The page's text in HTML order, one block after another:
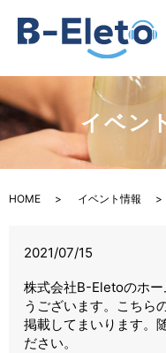
イベン
HOME イベント情報
2021/07/15
株式会社B-Eletoのホ
うございます。こちら
掲載してまいります。
ださい。